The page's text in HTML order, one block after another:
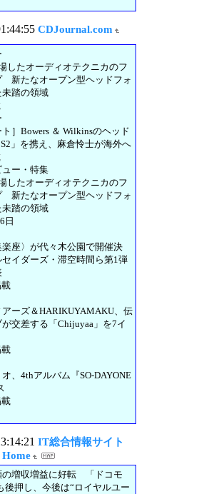
CDJournal.com
したオーディオテクニカのフ
新たなオープン型ヘッドフォ
踏の領域
ト］Bowers ＆ Wilkinsのヘッド
」を携え、麻倉怜士が海外へ
ー・特集
したオーディオテクニカのフ
新たなオープン型ヘッドフォ
踏の領域
日
座〉が代々木公園で開催決
イダーズ・滞空時間ら第1弾
ーズ＆HARIKUYAMAKU、伝
交差する「Chijuyaa」を7イ
、4thアルバム『SO-DAYONE
IT総合情報サイト
Home
の増収増益に好転 「ドコモ
後押し、今後は“ロイヤルユー